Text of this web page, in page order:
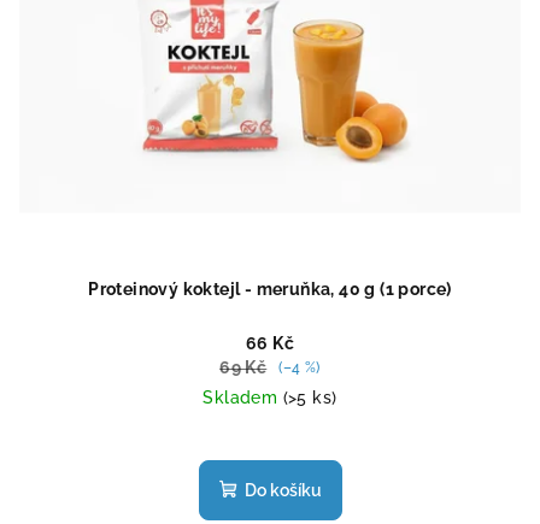
Proteinový koktejl - meruňka, 40 g (1 porce)
66 Kč
69 Kč
(–4 %)
Skladem (>5 ks)
hodnocení
produktu
Do košíku